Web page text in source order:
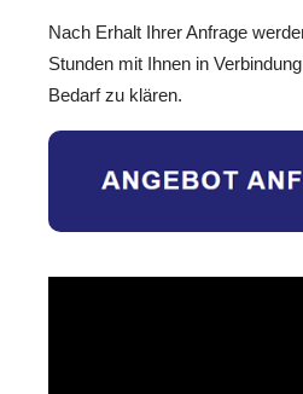
Nach Erhalt Ihrer Anfrage
Stunden mit Ihnen in
Bedarf zu klären.